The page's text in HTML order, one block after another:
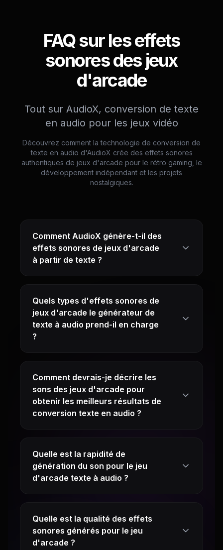
FAQ sur les effets
sonores des jeux
d'arcade
Tout sur AudioX, conversion de texte
en audio pour les jeux vidéo
Découvrez comment la technologie de conversion de
texte en audio d'AudioX crée des effets sonores
authentiques de jeux d'arcade pour le rétro gaming, le
développement indépendant et les projets
nostalgiques.
Comment AudioX génère-t-il des
effets sonores de jeux d'arcade
à partir de texte ?
Quels types d'effets sonores de
jeux d'arcade le générateur de
texte à audio prend-il en charge
?
Comment devrais-je décrire les
sons des jeux d'arcade pour
obtenir les meilleurs résultats de
conversion texte en audio ?
Quelle est la rapidité de
génération du son pour le jeu
d'arcade texte à audio ?
Quelle est la qualité des effets
sonores générés pour le jeu
d'arcade ?